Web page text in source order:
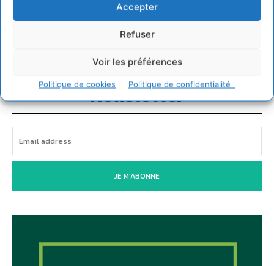
Accepter
Refuser
Voir les préférences
Politique de cookies Politique de confidentialité
IPBES : le « GIEC de la biodiversité » appelle les
entreprises à devenir des alliées du vivant
Newsletter
JE M'ABONNE